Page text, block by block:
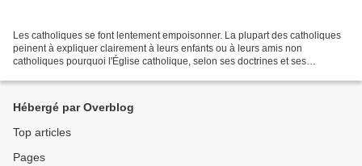
Les catholiques se font lentement empoisonner. La plupart des catholiques
peinent à expliquer clairement à leurs enfants ou à leurs amis non
catholiques pourquoi l'Église catholique, selon ses doctrines et ses
Hébergé par Overblog
Top articles
Pages